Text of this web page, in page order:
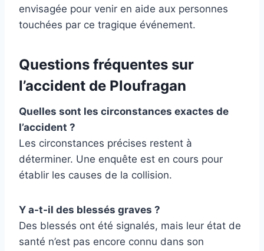
envisagée pour venir en aide aux personnes
touchées par ce tragique événement.
Questions fréquentes sur
l’accident de Ploufragan
Quelles sont les circonstances exactes de
l’accident ?
Les circonstances précises restent à
déterminer. Une enquête est en cours pour
établir les causes de la collision.
Y a-t-il des blessés graves ?
Des blessés ont été signalés, mais leur état de
santé n’est pas encore connu dans son